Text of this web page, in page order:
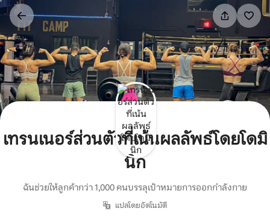
ข้าม
ไป
เนื้อหา
เทรนเนอร์ส่วนตัวที่เน้นผลลัพธ์โดยโดมิ
นิก
ฉันช่วยให้ลูกค้ากว่า 1,000 คนบรรลุเป้าหมายการออกกำลังกาย
แปลโดยอัตโนมัติ